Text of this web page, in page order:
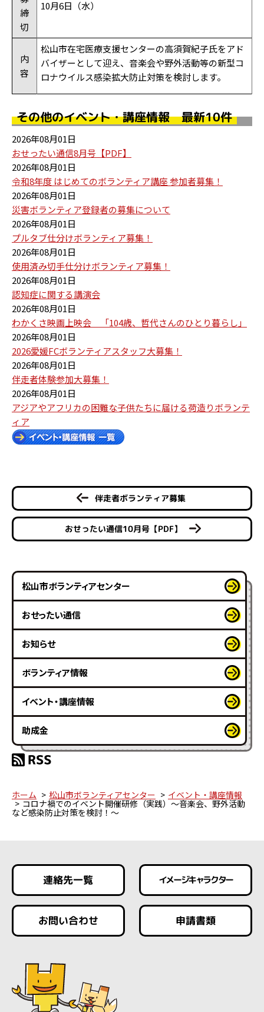
締
切
10月6日（水）
内
容
松山市在宅医療支援センターの高須賀紀子氏をアド
バイザーとして迎え、音楽会や野外活動等の新型コ
ロナウイルス感染拡大防止対策を検討します。
その他のイベント・講座情報 最新10件
2026年08月01日
おせったい通信8月号【PDF】
2026年08月01日
令和8年度 はじめてのボランティア講座 参加者募集！
2026年08月01日
災害ボランティア登録者の募集について
2026年08月01日
プルタブ仕分けボランティア募集！
2026年08月01日
使用済み切手仕分けボランティア募集！
2026年08月01日
認知症に関する講演会
2026年08月01日
わかくさ映画上映会 「104歳、哲代さんのひとり暮らし」
2026年08月01日
2026愛媛FCボランティアスタッフ大募集！
2026年08月01日
伴走者体験参加大募集！
2026年08月01日
アジアやアフリカの困難な子供たちに届ける荷造りボランテ
ィア
伴走者ボランティア募集
おせったい通信10月号【PDF】
松山市ボランティアセンター
おせったい通信
お知らせ
ボランティア情報
イベント・講座情報
助成金
ホーム 松山市ボランティアセンター イベント・講座情報
コロナ禍でのイベント開催研修（実践）～音楽会、野外活動
など感染防止対策を検討！～
連絡先一覧 イメージキャラクター
お問い合わせ 申請書類